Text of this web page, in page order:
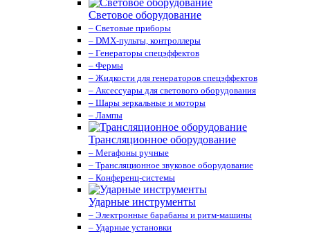
Световое оборудование
– Световые приборы
– DMX-пульты, контроллеры
– Генераторы спецэффектов
– Фермы
– Жидкости для генераторов спецэффектов
– Аксессуары для светового оборудования
– Шары зеркальные и моторы
– Лампы
Трансляционное оборудование
– Мегафоны ручные
– Трансляционное звуковое оборудование
– Конференц-системы
Ударные инструменты
– Электронные барабаны и ритм-машины
– Ударные установки